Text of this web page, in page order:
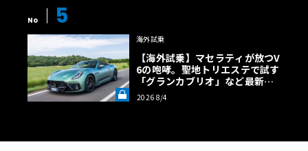
No 5
海外試乗
【海外試乗】マセラティが放つV
6の咆哮。聖地トリエステで試す
「グランカブリオ」など最新ト
ロフェオ3台の官能評価《LE VO
LANT LAB》
2026 8/4